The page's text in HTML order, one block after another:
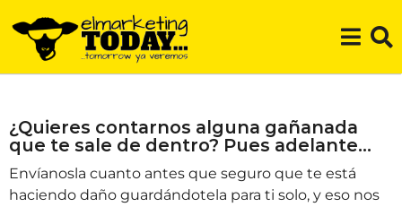
¿Quieres contarnos alguna gañanada
que te sale de dentro? Pues adelante…
Envíanosla cuanto antes que seguro que te está
haciendo daño guardándotela para ti solo, y eso nos